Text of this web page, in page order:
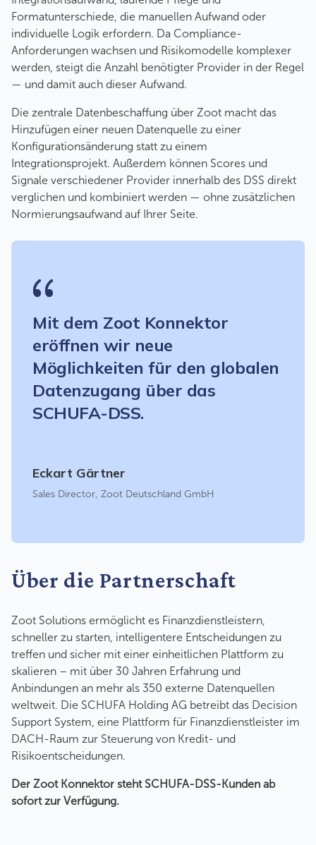
Formatunterschiede, die manuellen Aufwand oder
individuelle Logik erfordern. Da Compliance-
Anforderungen wachsen und Risikomodelle komplexer
werden, steigt die Anzahl benötigter Provider in der Regel
— und damit auch dieser Aufwand.
Die zentrale Datenbeschaffung über Zoot macht das
Hinzufügen einer neuen Datenquelle zu einer
Konfigurationsänderung statt zu einem
Integrationsprojekt. Außerdem können Scores und
Signale verschiedener Provider innerhalb des DSS direkt
verglichen und kombiniert werden — ohne zusätzlichen
Normierungsaufwand auf Ihrer Seite.
Mit dem Zoot Konnektor
eröffnen wir neue
Möglichkeiten für den globalen
Datenzugang über das
SCHUFA-DSS.
Eckart Gärtner
Sales Director, Zoot Deutschland GmbH
Über die Partnerschaft
Zoot Solutions ermöglicht es Finanzdienstleistern,
schneller zu starten, intelligentere Entscheidungen zu
treffen und sicher mit einer einheitlichen Plattform zu
skalieren – mit über 30 Jahren Erfahrung und
Anbindungen an mehr als 350 externe Datenquellen
weltweit. Die SCHUFA Holding AG betreibt das Decision
Support System, eine Plattform für Finanzdienstleister im
DACH-Raum zur Steuerung von Kredit- und
Risikoentscheidungen.
Der Zoot Konnektor steht SCHUFA-DSS-Kunden ab
sofort zur Verfügung.